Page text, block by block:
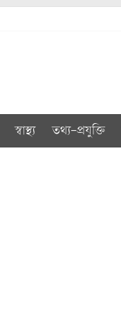
স্বাস্থ্য তথ্য-প্রযুক্তি